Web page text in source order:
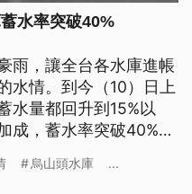
水率突破40%
雨，讓全台各水庫進帳
水情。到今（10）日上
水量都回升到15%以
成，蓄水率突破40%。
蓄水率突破2成以上。
烏山頭水庫 ...